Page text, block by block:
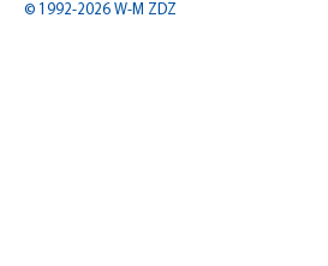
© 1992-2026 W-M ZDZ